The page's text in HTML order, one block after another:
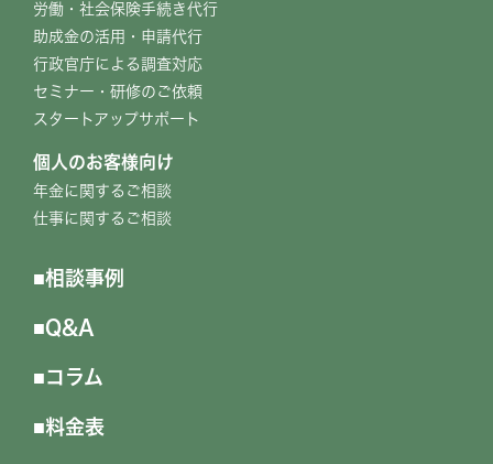
労働・社会保険手続き代行
助成金の活用・申請代行
行政官庁による調査対応
セミナー・研修のご依頼
スタートアップサポート
個人のお客様向け
年金に関するご相談
仕事に関するご相談
相談事例
Q&A
コラム
料金表